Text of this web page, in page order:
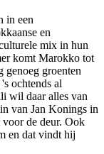
in een
en
mix in hun
komt Marokko tot
genoeg groenten
ochtends al
wil daar alles van
van Jan Konings in
de deur. Ook
en dat vindt hij